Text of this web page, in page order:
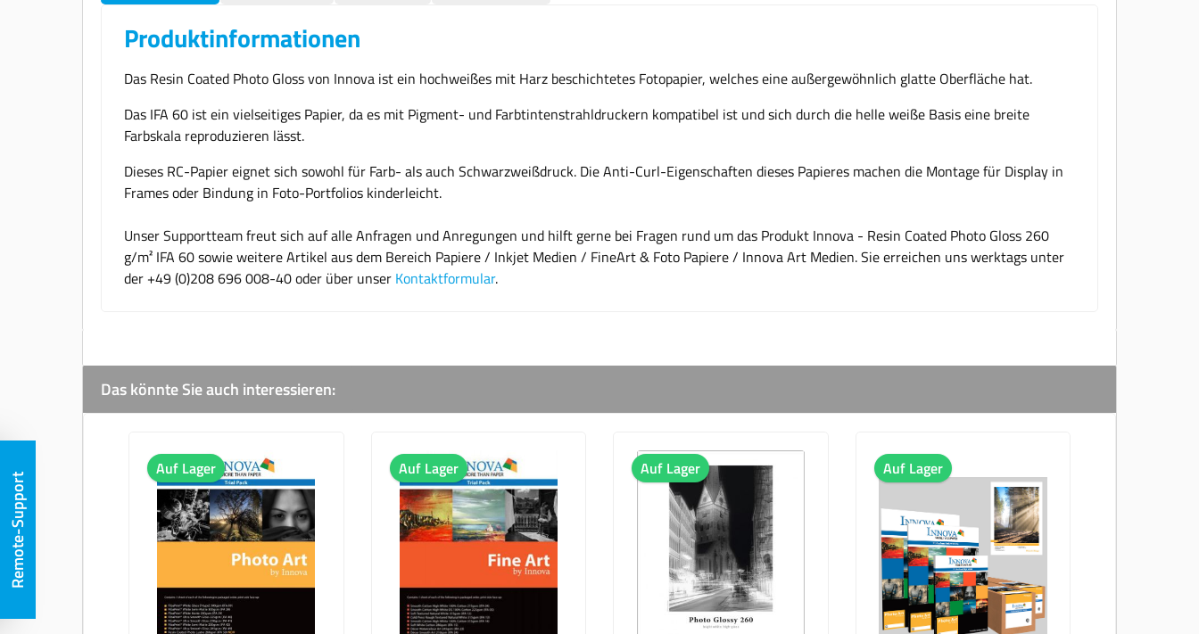
Produktinformationen
Das Resin Coated Photo Gloss von Innova ist ein hochweißes mit Harz beschichtetes Fotopapier, welches eine außergewöhnlich glatte Oberfläche hat.
Das IFA 60 ist ein vielseitiges Papier, da es mit Pigment- und Farbtintenstrahldruckern kompatibel ist und sich durch die helle weiße Basis eine breite
Farbskala reproduzieren lässt.
Dieses RC-Papier eignet sich sowohl für Farb- als auch Schwarzweißdruck. Die Anti-Curl-Eigenschaften dieses Papieres machen die Montage für Display in
Frames oder Bindung in Foto-Portfolios kinderleicht.
Unser Supportteam freut sich auf alle Anfragen und Anregungen und hilft gerne bei Fragen rund um das Produkt Innova - Resin Coated Photo Gloss 260
g/m² IFA 60 sowie weitere Artikel aus dem Bereich Papiere / Inkjet Medien / FineArt & Foto Papiere / Innova Art Medien. Sie erreichen uns werktags unter
der +49 (0)208 696 008-40 oder über unser Kontaktformular.
Das könnte Sie auch interessieren:
Auf Lager
Auf Lager Auf Lager Auf Lager
Remote-Support